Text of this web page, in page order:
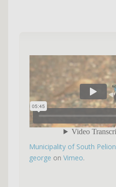
Municipality of South Pelion
george on Vimeo.